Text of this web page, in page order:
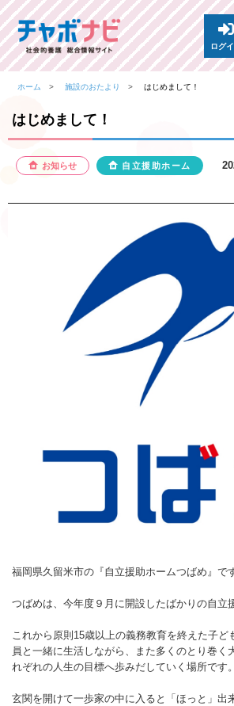
ログ
ホーム 施設のおたより はじめまして！
はじめまして！
お知らせ 自立援助ホーム
福岡県久留米市の『自立援助ホームつばめ』で
つばめは、今年度９月に開設したばかりの自立
これから原則15歳以上の義務教育を終えた子ど
員と一緒に生活しながら、また多くのとり巻く
れぞれの人生の目標へ歩みだしていく場所です。
玄関を開けて一歩家の中に入ると「ほっと」出